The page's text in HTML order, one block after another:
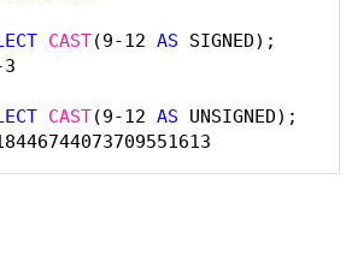
CAST(9-12 AS
SIGNED);
CAST(9-12 AS
UNSIGNED);